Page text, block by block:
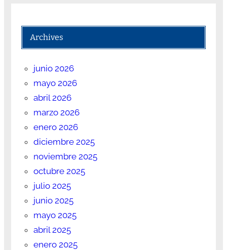
Archives
junio 2026
mayo 2026
abril 2026
marzo 2026
enero 2026
diciembre 2025
noviembre 2025
octubre 2025
julio 2025
junio 2025
mayo 2025
abril 2025
enero 2025